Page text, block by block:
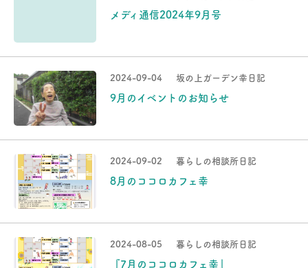
メディ通信2024年9月号
2024-09-04 坂の上ガーデン幸日記
9月のイベントのお知らせ
2024-09-02 暮らしの相談所日記
8月のココロカフェ幸
2024-08-05 暮らしの相談所日記
『7月のココロカフェ幸』